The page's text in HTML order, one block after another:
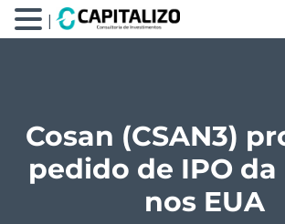
Cosan (CSAN3)
pedido de IPO da
nos EUA